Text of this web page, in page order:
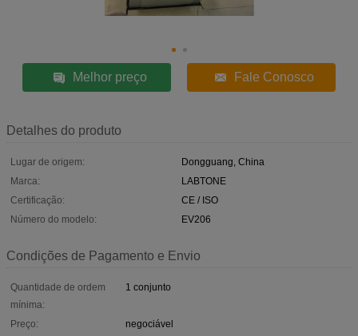
Melhor preço Fale Conosco
Detalhes do produto
Lugar de origem:
Dongguang, China
Marca:
LABTONE
Certificação:
CE / ISO
Número do modelo:
EV206
Condições de Pagamento e Envio
Quantidade de ordem
mínima:
1 conjunto
Preço:
negociável